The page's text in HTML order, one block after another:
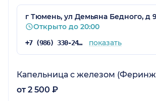
г Тюмень, ул Демьяна Бедного, д
Открыто до 20:00
+7 (986) 330-24-19 показать
Капельница с железом
от 2 500 ₽